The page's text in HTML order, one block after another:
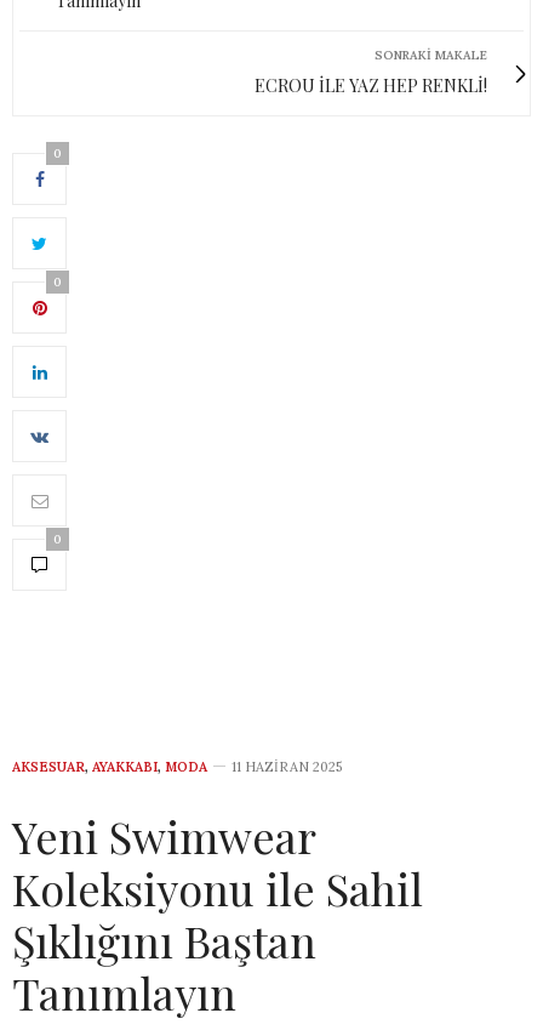
SONRAKI MAKALE
ECROU İLE YAZ HEP RENKLİ!
0
0
0
AKSESUAR, AYAKKABI, MODA 11 HAZIRAN 2025
Yeni Swimwear
Koleksiyonu ile Sahil
Şıklığını Baştan
Tanımlayın